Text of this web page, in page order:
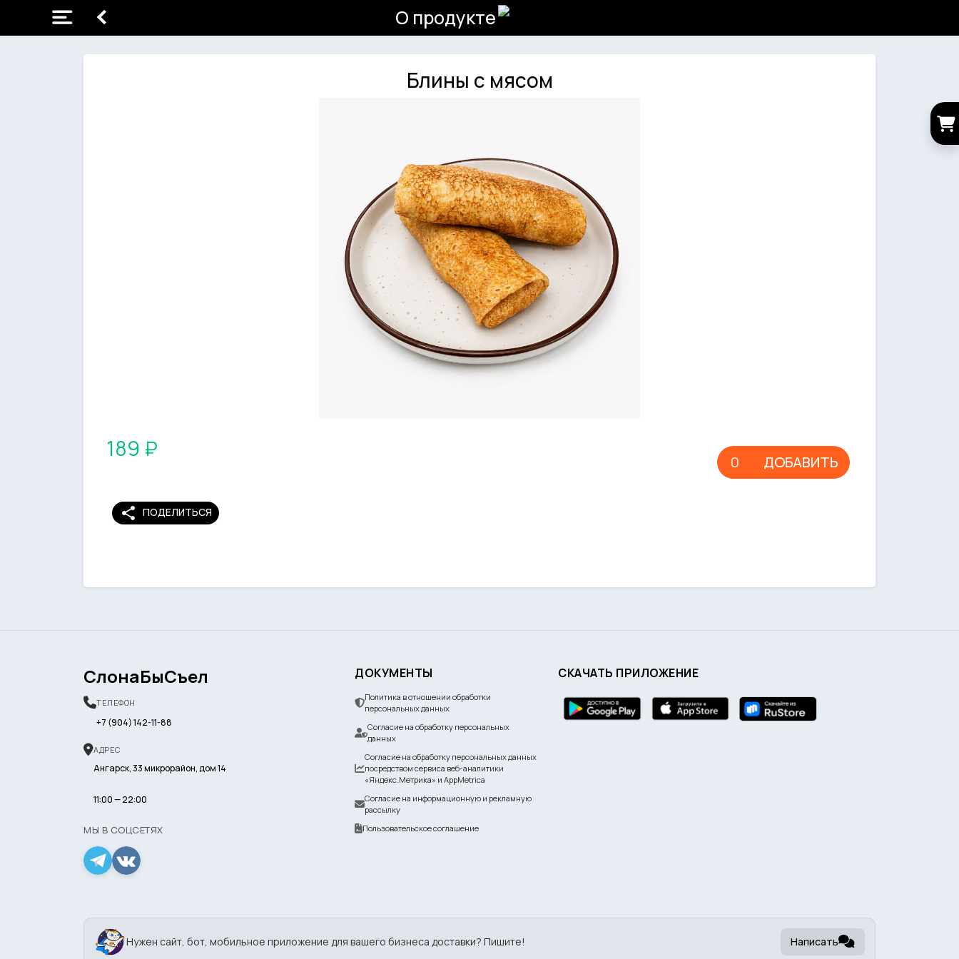
О продукте
Блины с мясом
189 ₽
ДОБАВИТЬ
share ПОДЕЛИТЬСЯ
СлонаБыСъел
ТЕЛЕФОН
+7 (904) 142-11-88
АДРЕС
Ангарск, 33 микрорайон, дом 14
11:00 — 22:00
МЫ В СОЦСЕТЯХ
ДОКУМЕНТЫ
Политика в отношении обработки
персональных данных
Согласие на обработку персональных
данных
Согласие на обработку персональных данных
посредством сервиса веб-аналитики
«Яндекс.Метрика» и AppMetrica
Согласие на информационную и рекламную
рассылку
Пользовательское соглашение
СКАЧАТЬ ПРИЛОЖЕНИЕ
Нужен сайт, бот, мобильное приложение для вашего бизнеса доставки? Пишите! Написать